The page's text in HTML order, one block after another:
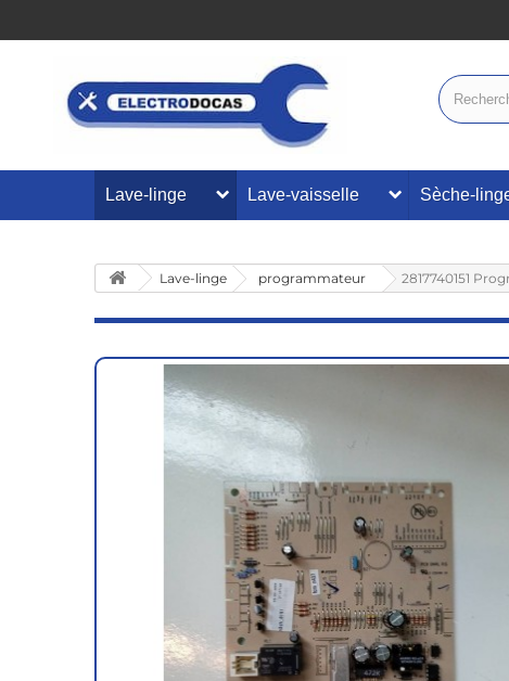
Lave-linge Lave-vaisselle Sèche-
Lave-linge programmateur 2817740151